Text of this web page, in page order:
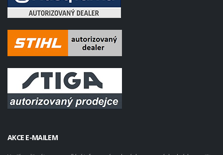
AKCE E-MAILEM